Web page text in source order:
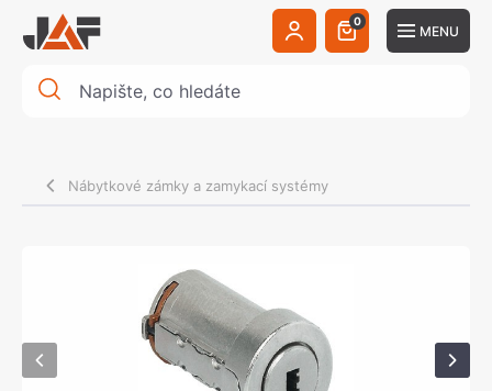
0
MENU
Nábytkové zámky a zamykací systémy